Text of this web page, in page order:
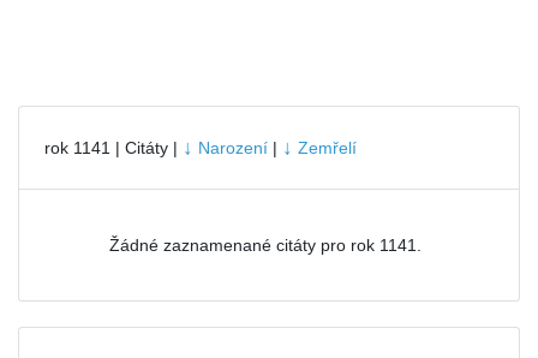
rok 1141 | Citáty | ↓ Narození | ↓ Zemřelí
Žádné zaznamenané citáty pro rok 1141.